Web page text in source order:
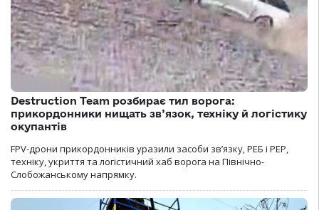
Destruction Team розбирає тил ворога:
прикордонники нищать зв’язок, техніку й логістику
окупантів
FPV-дрони прикордонників уразили засоби зв’язку, РЕБ і РЕР,
техніку, укриття та логістичний хаб ворога на Північно-
Слобожанському напрямку.